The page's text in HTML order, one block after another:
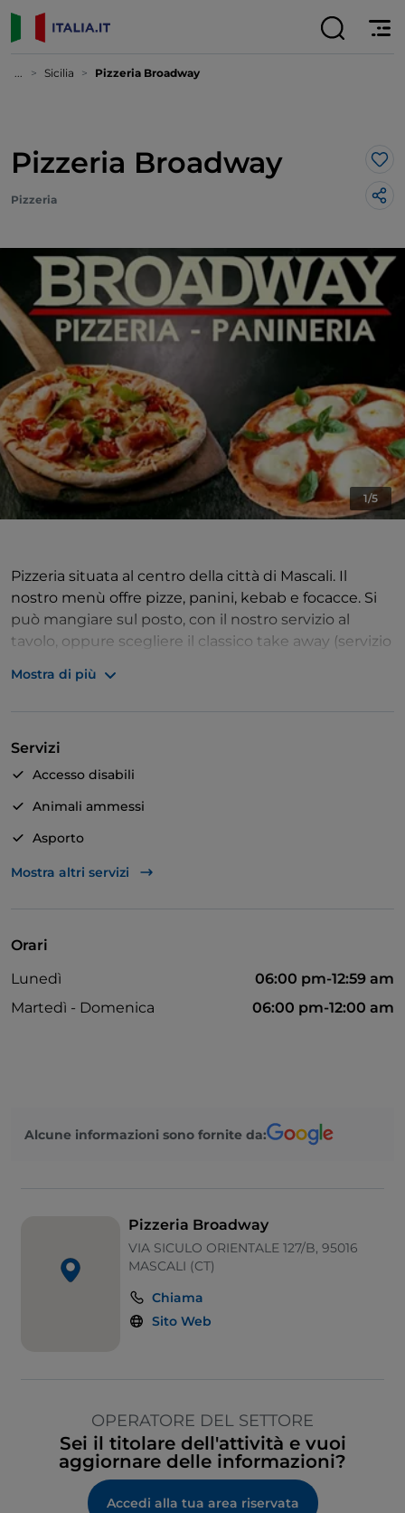
... Sicilia Pizzeria Broadway
Pizzeria Broadway
Pizzeria
1/5
Pizzeria situata al centro della città di Mascali. Il
nostro menù offre pizze, panini, kebab e focacce. Si
può mangiare sul posto, con il nostro servizio al
tavolo, oppure scegliere il classico take away (servizio
Mostra di più
Servizi
Accesso disabili
Animali ammessi
Asporto
Bagno per disabili
Mostra altri servizi
Orari
Lunedì
06:00 pm-12:59 am
Martedì - Domenica
06:00 pm-12:00 am
Alcune informazioni sono fornite da:
Pizzeria Broadway
VIA SICULO ORIENTALE 127/B, 95016
MASCALI (CT)
Chiama
Sito Web
OPERATORE DEL SETTORE
Sei il titolare dell'attività e vuoi
aggiornare delle informazioni?
Accedi alla tua area riservata